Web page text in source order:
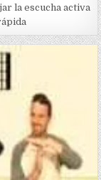
la escucha activa